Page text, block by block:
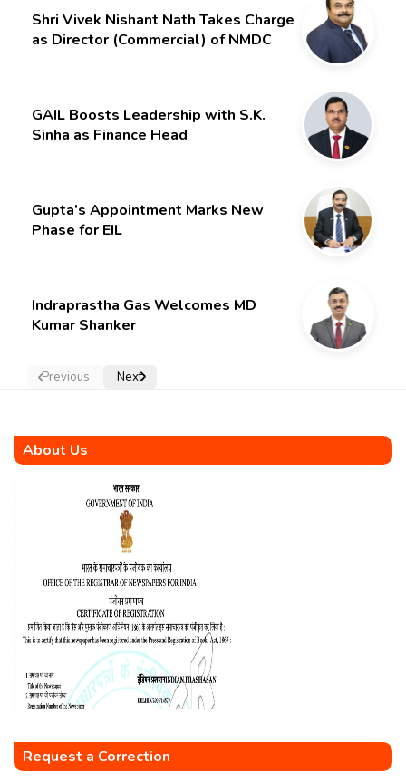
Shri Vivek Nishant Nath Takes Charge
as Director (Commercial) of NMDC
GAIL Boosts Leadership with S.K.
Sinha as Finance Head
Gupta’s Appointment Marks New
Phase for EIL
Indraprastha Gas Welcomes MD
Kumar Shanker
Previous Next
About Us
Request a Correction